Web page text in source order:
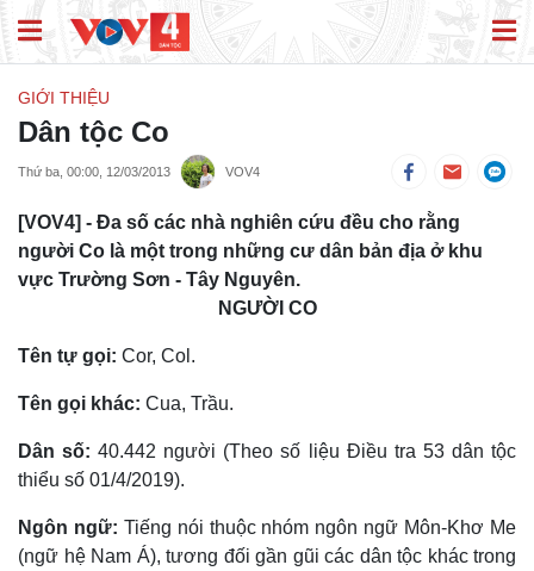
GIỚI THIỆU
Dân tộc Co
Thứ ba, 00:00, 12/03/2013 VOV4
[VOV4] - Đa số các nhà nghiên cứu đều cho rằng
người Co là một trong những cư dân bản địa ở khu
vực Trường Sơn - Tây Nguyên.
NGƯỜI CO
Tên tự gọi: Cor, Col.
Tên gọi khác: Cua, Trầu.
Dân số:40.442 người (Theo số liệu Điều tra 53 dân tộc
thiểu số 01/4/2019).
Ngôn ngữ: Tiếng nói thuộc nhóm ngôn ngữ Môn-Khơ Me
(ngữ hệ Nam Á), tương đối gần gũi các dân tộc khác trong